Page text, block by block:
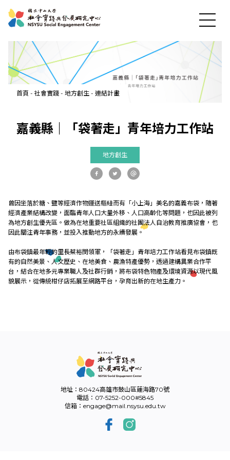
最新消息
社會實踐
教育發展
研究成果
EN
首頁 - 社會實踐 - 地方創生 - 連結計畫
嘉義縣｜「袋著走」青年培力工作站
地方創生
曾因坐落於糖、鹽等經濟作物運送樞紐而有「小上海」美名的嘉義布袋，隨著
經濟產業結構改變，面臨青年人口大量外移、人口高齡化等問題，也因此被列
為地方創生優先區。做為在地重要社區組織的社團法人自治教育推廣協會，也
因此關注青年事務，並投入推動地方的永續發展。
由布袋鎮最年輕的里長蔡裕閔領軍，「袋著走」青年培力工作站看見布袋鎮既
有的自然美景、人文歷史、在地美食、農漁特產優勢，透過建構異業合作平
台，結合在地多元專業職人及社群行銷，將布袋特色物產及環境資源以現代風
貌展示，從傳統柑仔店拓展至網路平台，孕育出新的在地生產力。
地址：80424高雄市鼓山區蓮海路70號
電話：07-5252-000#5845
信箱：engage@mail.nsysu.edu.tw